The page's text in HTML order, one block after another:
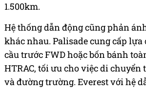
1.500km.
Hệ thống dẫn động cũng phản
khác nhau. Palisade cung cấp
cầu trước FWD hoặc bốn bánh
HTRAC, tối ưu cho việc di
và đường trường. Everest với hệ